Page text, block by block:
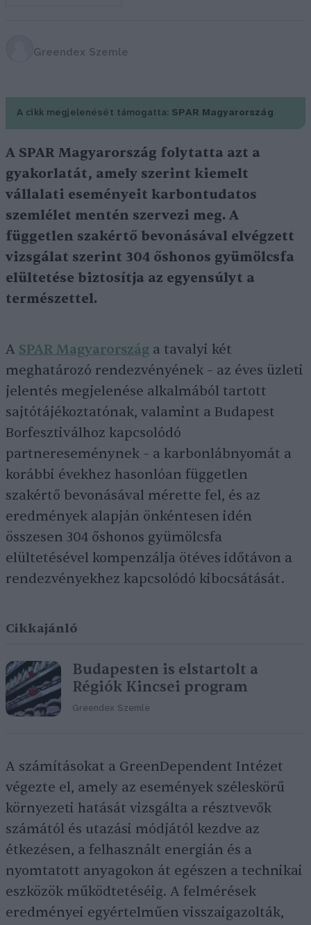
Greendex Szemle
A cikk megjelenését támogatta: SPAR Magyarország
A SPAR Magyarország folytatta azt a
gyakorlatát, amely szerint kiemelt
vállalati eseményeit karbontudatos
szemlélet mentén szervezi meg. A
független szakértő bevonásával elvégzett
vizsgálat szerint 304 őshonos gyümölcsfa
elültetése biztosítja az egyensúlyt a
természettel.
A SPAR Magyarország a tavalyi két
meghatározó rendezvényének – az éves üzleti
jelentés megjelenése alkalmából tartott
sajtótájékoztatónak, valamint a Budapest
Borfesztiválhoz kapcsolódó
partnereseménynek – a karbonlábnyomát a
korábbi évekhez hasonlóan független
szakértő bevonásával mérette fel, és az
eredmények alapján önkéntesen idén
összesen 304 őshonos gyümölcsfa
elültetésével kompenzálja ötéves időtávon a
rendezvényekhez kapcsolódó kibocsátását.
Cikkajánló
Budapesten is elstartolt a
Régiók Kincsei program
Greendex Szemle
A számításokat a GreenDependent Intézet
végezte el, amely az események széleskörű
környezeti hatását vizsgálta a résztvevők
számától és utazási módjától kezdve az
étkezésen, a felhasznált energián és a
nyomtatott anyagokon át egészen a technikai
eszközök működtetéséig. A felmérések
eredményei egyértelműen visszaigazolták,